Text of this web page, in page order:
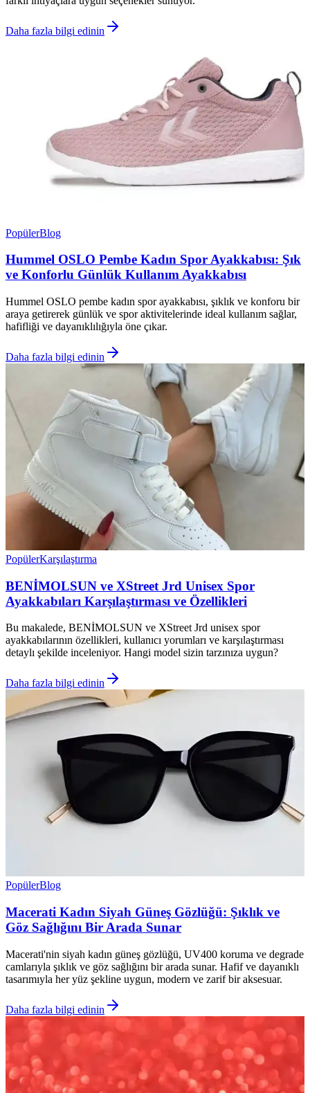
Daha fazla bilgi edinin
PopülerBlog
Hummel OSLO Pembe Kadın Spor Ayakkabısı: Şık
ve Konforlu Günlük Kullanım Ayakkabısı
Hummel OSLO pembe kadın spor ayakkabısı, şıklık ve konforu bir
araya getirerek günlük ve spor aktivitelerinde ideal kullanım sağlar,
hafifliği ve dayanıklılığıyla öne çıkar.
Daha fazla bilgi edinin
PopülerKarşılaştırma
BENİMOLSUN ve XStreet Jrd Unisex Spor
Ayakkabıları Karşılaştırması ve Özellikleri
Bu makalede, BENİMOLSUN ve XStreet Jrd unisex spor
ayakkabılarının özellikleri, kullanıcı yorumları ve karşılaştırması
detaylı şekilde inceleniyor. Hangi model sizin tarzınıza uygun?
Daha fazla bilgi edinin
PopülerBlog
Macerati Kadın Siyah Güneş Gözlüğü: Şıklık ve
Göz Sağlığını Bir Arada Sunar
Macerati'nin siyah kadın güneş gözlüğü, UV400 koruma ve degrade
camlarıyla şıklık ve göz sağlığını bir arada sunar. Hafif ve dayanıklı
tasarımıyla her yüz şekline uygun, modern ve zarif bir aksesuar.
Daha fazla bilgi edinin